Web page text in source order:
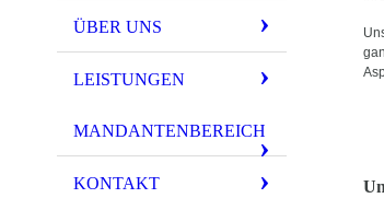
ÜBER UNS
LEISTUNGEN
MANDANTENBEREICH
KONTAKT